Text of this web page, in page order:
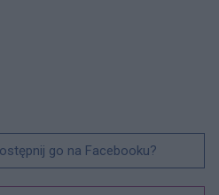
go na Facebooku?